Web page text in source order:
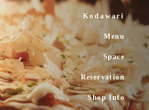
Kodawari
Menu
Space
Reservation
Shop Info